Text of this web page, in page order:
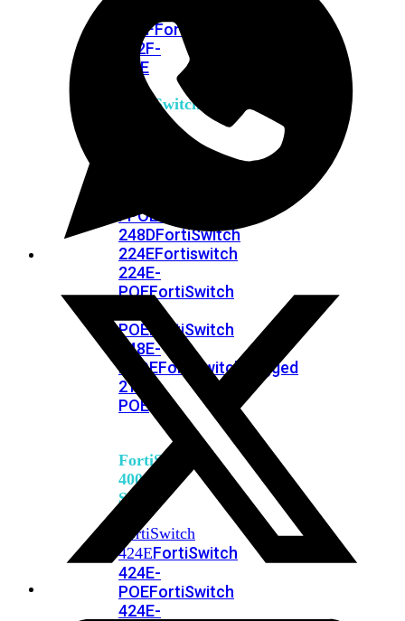
108FFortiSwitchRugged
112F-
POE
FortiSwitch
FPOE
248DFortiSwitch
224EFortiswitch
224E-
POEFortiSwitch
POEFortiSwitch
248E-
FPOEFortiSwitchRugged
216F-
POE
FortiSwitch
400
Series
FortiSwitch
424EFortiSwitch
424E-
POEFortiSwitch
424E-